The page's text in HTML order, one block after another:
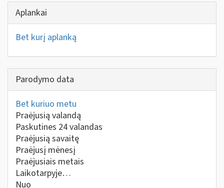
Aplankai
Bet kurį aplanką
Parodymo data
Bet kuriuo metu
Praėjusią valandą
Paskutines 24 valandas
Praėjusią savaitę
Praėjusį mėnesį
Praėjusiais metais
Laikotarpyje…
Nuo